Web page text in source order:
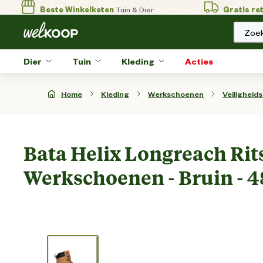
Beste WinkelketenTuin & Dier Gratis
Dier Tuin Kleding Acties
Home Kleding Werkschoenen
Bata Helix Longreach
Werkschoenen - Bruin -